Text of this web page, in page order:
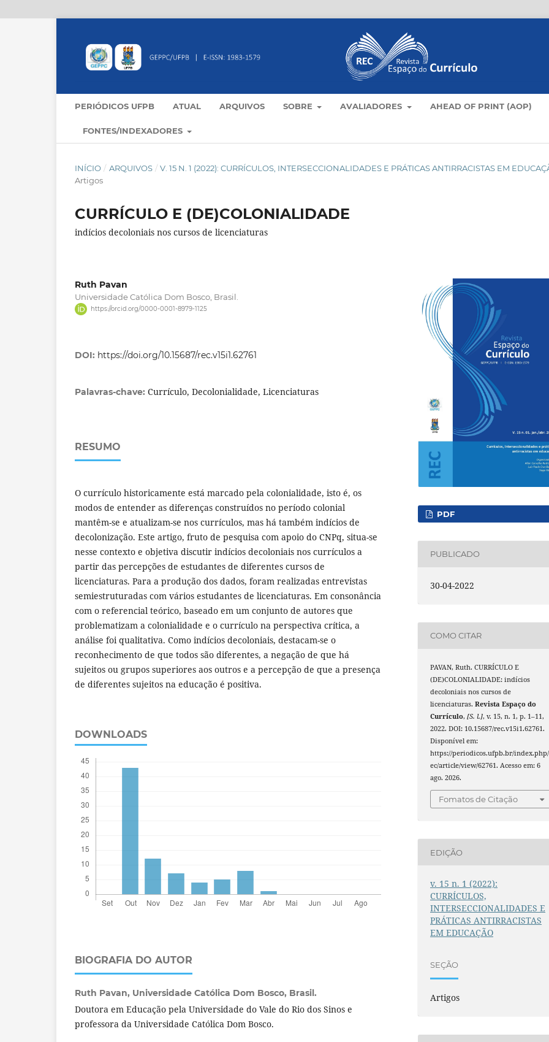
PERIÓDICOS UFPB ATUAL ARQUIVOS SOBRE AVALIADORES AHEAD OF PRINT (AOP)
FONTES/INDEXADORES
INÍCIO / ARQUIVOS / V. 15 N. 1 (2022): CURRÍCULOS, INTERSECCIONALIDADES E PRÁTICAS ANTIRRACISTAS EM
Artigos
CURRÍCULO E (DE)COLONIALIDADE
indícios decoloniais nos cursos de licenciaturas
Ruth Pavan
Universidade Católica Dom Bosco, Brasil.
https://orcid.org/0000-0001-8979-1125
DOI: https://doi.org/10.15687/rec.v15i1.62761
Palavras-chave: Currículo, Decolonialidade, Licenciaturas
RESUMO
O currículo historicamente está marcado pela colonialidade, isto é, os
modos de entender as diferenças construídos no período colonial
mantêm-se e atualizam-se nos currículos, mas há também indícios de
decolonização. Este artigo, fruto de pesquisa com apoio do CNPq, situa-se
nesse contexto e objetiva discutir indícios decoloniais nos currículos a
partir das percepções de estudantes de diferentes cursos de
licenciaturas. Para a produção dos dados, foram realizadas entrevistas
semiestruturadas com vários estudantes de licenciaturas. Em consonância
com o referencial teórico, baseado em um conjunto de autores que
problematizam a colonialidade e o currículo na perspectiva crítica, a
análise foi qualitativa. Como indícios decoloniais, destacam-se o
reconhecimento de que todos são diferentes, a negação de que há
sujeitos ou grupos superiores aos outros e a percepção de que a presença
de diferentes sujeitos na educação é positiva.
DOWNLOADS
BIOGRAFIA DO AUTOR
Ruth Pavan, Universidade Católica Dom Bosco, Brasil.
Doutora em Educação pela Universidade do Vale do Rio dos Sinos e
professora da Universidade Católica Dom Bosco.
PDF
PUBLICADO
30-04-2022
COMO CITAR
PAVAN, Ruth. CURRÍCULO E
(DE)COLONIALIDADE: indícios
decoloniais nos cursos de
licenciaturas.Revista Espaço do
Currículo,[S. l.], v. 15, n. 1, p. 1–11,
2022. DOI: 10.15687/rec.v15i1.62761.
Disponível em:
https://periodicos.ufpb.br/
ec/article/view/62761. Acesso em: 6
ago. 2026.
Fomatos de Citação
EDIÇÃO
v. 15 n. 1 (2022):
CURRÍCULOS,
INTERSECCIONALIDADES E
PRÁTICAS ANTIRRACISTAS
EM EDUCAÇÃO
SEÇÃO
Artigos